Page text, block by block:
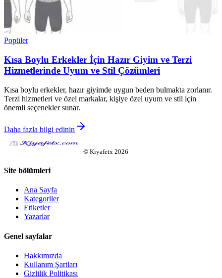
Popüler
Kısa Boylu Erkekler İçin Hazır Giyim ve Terzi
Hizmetlerinde Uyum ve Stil Çözümleri
Kısa boylu erkekler, hazır giyimde uygun beden bulmakta zorlanır.
Terzi hizmetleri ve özel markalar, kişiye özel uyum ve stil için
önemli seçenekler sunar.
Daha fazla bilgi edinin
© Kiyafetx 2026
Site bölümleri
Ana Sayfa
Kategoriler
Etiketler
Yazarlar
Genel sayfalar
Hakkımızda
Kullanım Şartları
Gizlilik Politikası